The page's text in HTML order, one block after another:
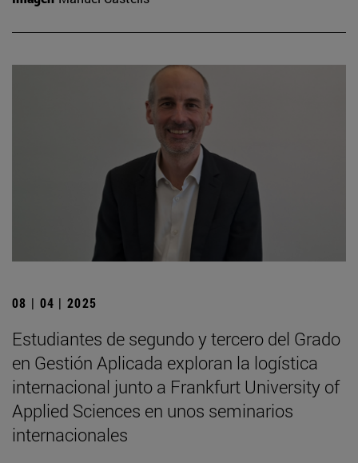
08 | 04 | 2025
Estudiantes de segundo y tercero del Grado
en Gestión Aplicada exploran la logística
internacional junto a Frankfurt University of
Applied Sciences en unos seminarios
internacionales